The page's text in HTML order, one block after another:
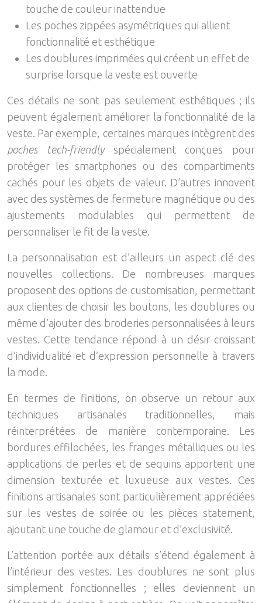
touche de couleur inattendue
Les poches zippées asymétriques qui allient
fonctionnalité et esthétique
Les doublures imprimées qui créent un effet de
surprise lorsque la veste est ouverte
Ces détails ne sont pas seulement esthétiques ; ils
peuvent également améliorer la fonctionnalité de la
veste. Par exemple, certaines marques intègrent des
poches tech-friendly spécialement conçues pour
protéger les smartphones ou des compartiments
cachés pour les objets de valeur. D’autres innovent
avec des systèmes de fermeture magnétique ou des
ajustements modulables qui permettent de
personnaliser le fit de la veste.
La personnalisation est d’ailleurs un aspect clé des
nouvelles collections. De nombreuses marques
proposent des options de customisation, permettant
aux clientes de choisir les boutons, les doublures ou
même d’ajouter des broderies personnalisées à leurs
vestes. Cette tendance répond à un désir croissant
d’individualité et d’expression personnelle à travers
la mode.
En termes de finitions, on observe un retour aux
techniques artisanales traditionnelles, mais
réinterprétées de manière contemporaine. Les
bordures effilochées, les franges métalliques ou les
applications de perles et de sequins apportent une
dimension texturée et luxueuse aux vestes. Ces
finitions artisanales sont particulièrement appréciées
sur les vestes de soirée ou les pièces statement,
ajoutant une touche de glamour et d’exclusivité.
L’attention portée aux détails s’étend également à
l’intérieur des vestes. Les doublures ne sont plus
simplement fonctionnelles ; elles deviennent un